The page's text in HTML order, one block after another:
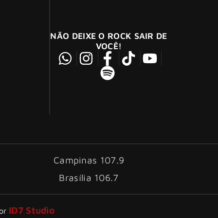
NÃO DEIXE O ROCK SAIR DE
VOCÊ!
Campinas 107.9
Brasília 106.7
ID7 Studio